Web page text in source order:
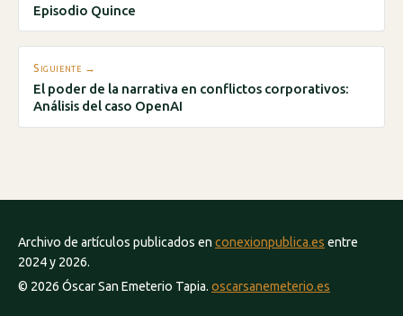
Episodio Quince
Siguiente →
El poder de la narrativa en conflictos corporativos:
Análisis del caso OpenAI
Archivo de artículos publicados en conexionpublica.es entre
2024 y 2026.
© 2026 Óscar San Emeterio Tapia. oscarsanemeterio.es